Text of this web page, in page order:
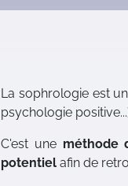
La sophrologie est
psychologie
C'est une méthode
potentielafin de